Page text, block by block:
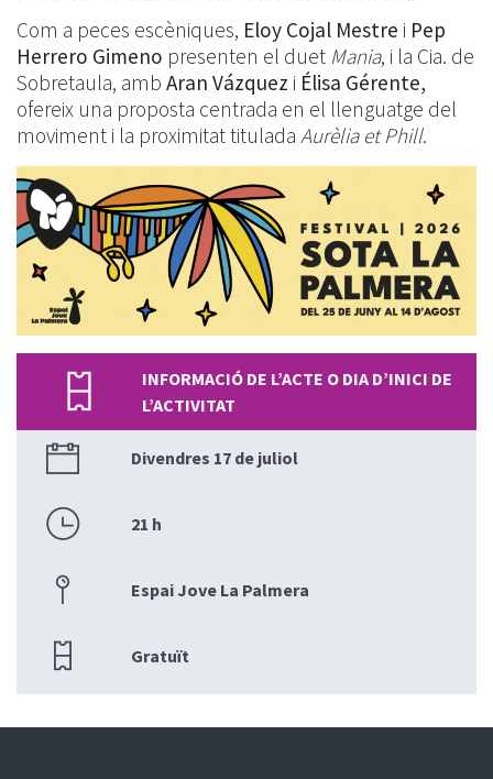
Com a peces escèniques, Eloy Cojal Mestre i Pep
Herrero Gimeno presenten el duet Mania, i la Cia. de
Sobretaula, amb Aran Vázquez i Élisa Gérente,
ofereix una proposta centrada en el llenguatge del
moviment i la proximitat titulada Aurèlia et Phill.
INFORMACIÓ DE L’ACTE O DIA D’INICI DE
L’ACTIVITAT
Divendres 17 de juliol
21 h
Espai Jove La Palmera
Gratuït